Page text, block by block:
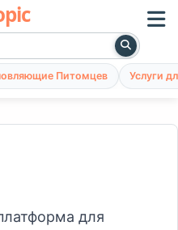
Питомцев Услуги
для